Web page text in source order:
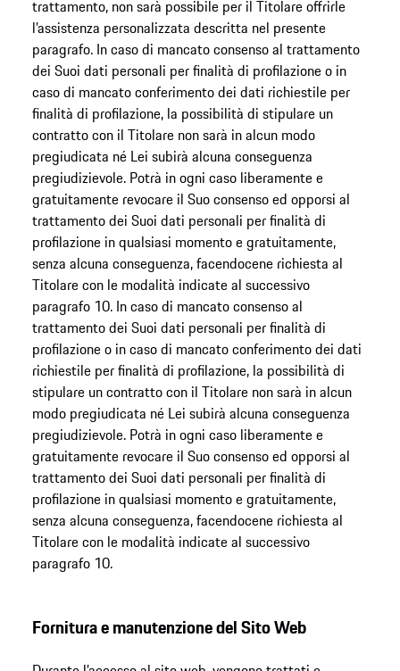
trattamento, non sarà possibile per il Titolare offrirle
l’assistenza personalizzata descritta nel presente
paragrafo. In caso di mancato consenso al trattamento
dei Suoi dati personali per finalità di profilazione o in
caso di mancato conferimento dei dati richiestile per
finalità di profilazione, la possibilità di stipulare un
contratto con il Titolare non sarà in alcun modo
pregiudicata né Lei subirà alcuna conseguenza
pregiudizievole. Potrà in ogni caso liberamente e
gratuitamente revocare il Suo consenso ed opporsi al
trattamento dei Suoi dati personali per finalità di
profilazione in qualsiasi momento e gratuitamente,
senza alcuna conseguenza, facendocene richiesta al
Titolare con le modalità indicate al successivo
paragrafo 10. In caso di mancato consenso al
trattamento dei Suoi dati personali per finalità di
profilazione o in caso di mancato conferimento dei dati
richiestile per finalità di profilazione, la possibilità di
stipulare un contratto con il Titolare non sarà in alcun
modo pregiudicata né Lei subirà alcuna conseguenza
pregiudizievole. Potrà in ogni caso liberamente e
gratuitamente revocare il Suo consenso ed opporsi al
trattamento dei Suoi dati personali per finalità di
profilazione in qualsiasi momento e gratuitamente,
senza alcuna conseguenza, facendocene richiesta al
Titolare con le modalità indicate al successivo
paragrafo 10.
Fornitura e manutenzione del Sito Web